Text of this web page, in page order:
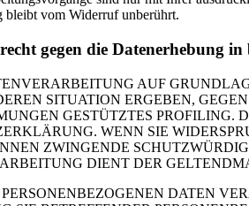
bleibt vom Widerruf unberührt.
gegen die Datenerhebung
AUF
SITUATION ERGEBEN,
GESTÜTZTES PROFILING.
WENN SIE
ZWINGENDE
DIENT DER
DATEN